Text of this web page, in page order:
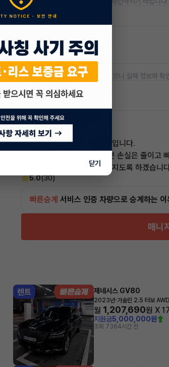
저공해차량 정보
20% 할인
* 본 정보는 지자체마다 다를 수 있으니 실제 정보와 확
차량 위치
임준영 매니저
전문교육수료
고객님의 만족이 첫번째 목표입니다.
어렵고 복잡한 리스/렌트 처분 손실은 줄이고
신속하게 차량 인도까지 책임지도록 하겠습니
5.0(30)
빠른승계 서비스 인증 차량으로 승계하는 이
매니
렌트 제네시스 GV80
2023년·가솔린 2.5 터보
월 1,207,690원 X
지원금5,000,000원
조회 7364시간 전
닫기